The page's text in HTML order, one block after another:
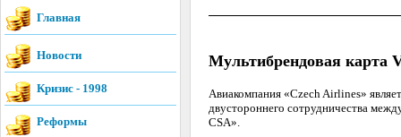
Главная
Новости
Кризис - 1998
Реформы
Мультибрендовая карта
Авиакомпания «Czech Airlines»
двустороннего сотрудничества
CSA».